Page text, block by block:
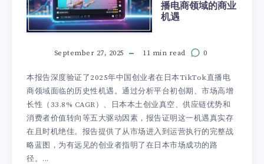
播电商领域的商业
机遇
September 27, 2025 11 min read 0
本报告深度验证了2025年中国创业者在日本TikTok直播电
商领域面临的历史性机遇。通过分析平台初创期、市场高增
长性（33.8% CAGR）、日本本土创业真空、供应链优势和
消费者价值转向等五大驱动因素，报告证明这一机遇真实存
在且时机绝佳。报告提供了从市场进入到运营执行的完整战
略蓝图，为有远见的创业者指明了在日本市场成功的路
径。...